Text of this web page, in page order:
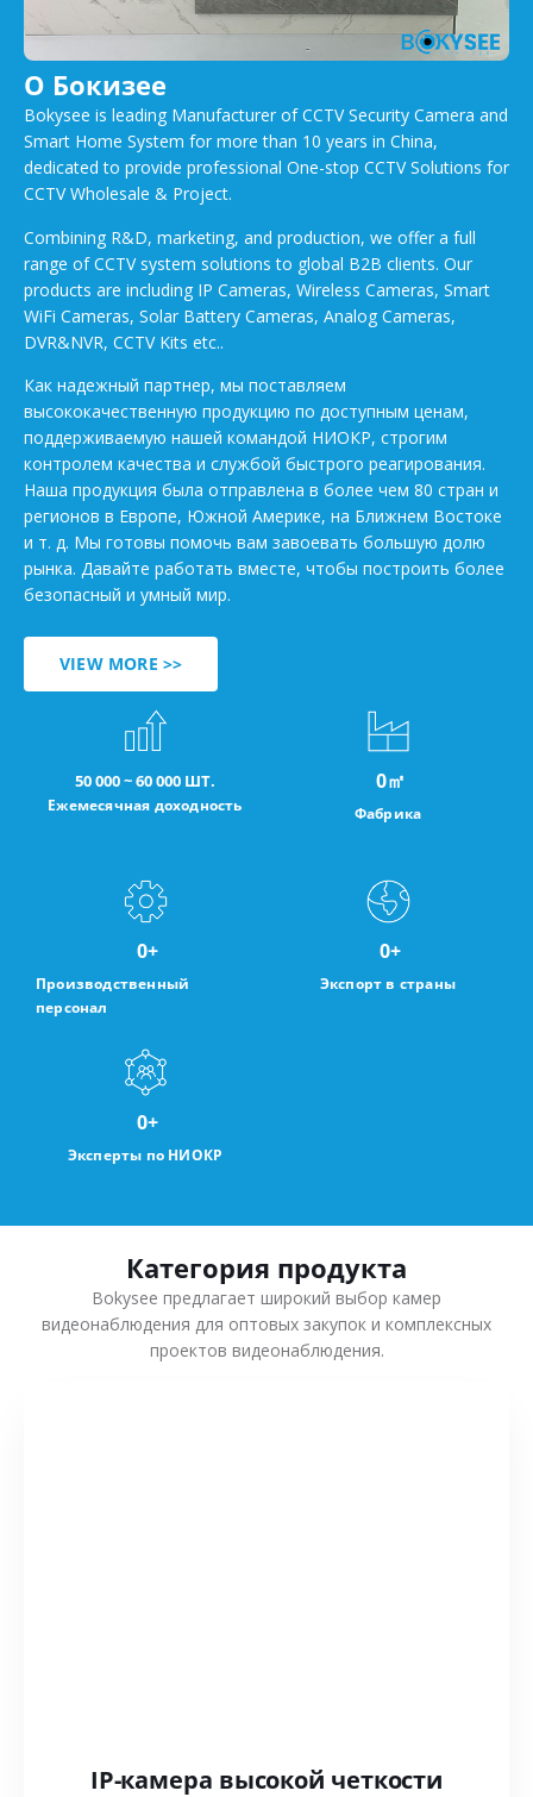
О Бокизее
Bokysee is leading Manufacturer of CCTV Security Camera and
Smart Home System for more than 10 years in China,
dedicated to provide professional One-stop CCTV Solutions for
CCTV Wholesale & Project.
Combining R&D, marketing, and production, we offer a full
range of CCTV system solutions to global B2B clients. Our
products are including IP Cameras, Wireless Cameras, Smart
WiFi Cameras, Solar Battery Cameras, Analog Cameras,
DVR&NVR, CCTV Kits etc..
Как надежный партнер, мы поставляем
высококачественную продукцию по доступным ценам,
поддерживаемую нашей командой НИОКР, строгим
контролем качества и службой быстрого реагирования.
Наша продукция была отправлена в более чем 80 стран и
регионов в Европе, Южной Америке, на Ближнем Востоке
и т. д. Мы готовы помочь вам завоевать большую долю
рынка. Давайте работать вместе, чтобы построить более
безопасный и умный мир.
VIEW MORE >>
50 000 ~ 60 000 ШТ.
Ежемесячная доходность Фабрика
0㎡
Производственный
персонал
0+
Экспорт в страны
0+
Эксперты по НИОКР
0+
Категория продукта
Bokysee предлагает широкий выбор камер
видеонаблюдения для оптовых закупок и комплексных
проектов видеонаблюдения.
IP-камера высокой четкости